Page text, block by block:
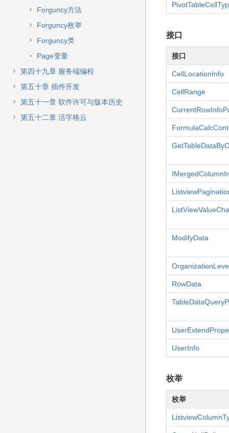
Forguncy方法
Forguncy枚举
Forguncy类
Page变量
第四十九章 服务端编程
第五十章 插件开发
第五十一章 软件许可与版本历史
第五十二章 活字格云
接口
接口
CellLocationInfo
CellRange
ModifyData
RowData
UserInfo
枚举
枚举